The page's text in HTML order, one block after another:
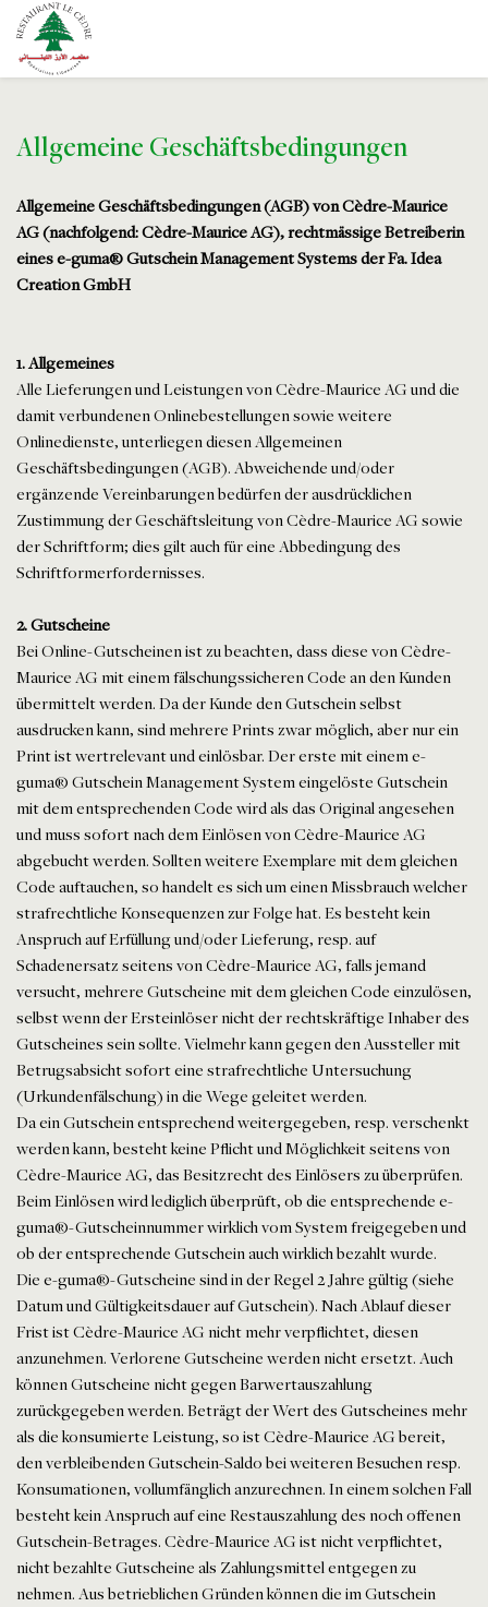
Allgemeine Geschäftsbedingungen
Allgemeine Geschäftsbedingungen (AGB) von Cèdre-Maurice
AG (nachfolgend: Cèdre-Maurice AG), rechtmässige Betreiberin
eines e-guma® Gutschein Management Systems der Fa. Idea
Creation GmbH
1. Allgemeines
Alle Lieferungen und Leistungen von Cèdre-Maurice AG und die
damit verbundenen Onlinebestellungen sowie weitere
Onlinedienste, unterliegen diesen Allgemeinen
Geschäftsbedingungen (AGB). Abweichende und/oder
ergänzende Vereinbarungen bedürfen der ausdrücklichen
Zustimmung der Geschäftsleitung von Cèdre-Maurice AG sowie
der Schriftform; dies gilt auch für eine Abbedingung des
Schriftformerfordernisses.
2. Gutscheine
Bei Online-Gutscheinen ist zu beachten, dass diese von Cèdre-
Maurice AG mit einem fälschungssicheren Code an den Kunden
übermittelt werden. Da der Kunde den Gutschein selbst
ausdrucken kann, sind mehrere Prints zwar möglich, aber nur ein
Print ist wertrelevant und einlösbar. Der erste mit einem e-
guma® Gutschein Management System eingelöste Gutschein
mit dem entsprechenden Code wird als das Original angesehen
und muss sofort nach dem Einlösen von Cèdre-Maurice AG
abgebucht werden. Sollten weitere Exemplare mit dem gleichen
Code auftauchen, so handelt es sich um einen Missbrauch welcher
strafrechtliche Konsequenzen zur Folge hat. Es besteht kein
Anspruch auf Erfüllung und/oder Lieferung, resp. auf
Schadenersatz seitens von Cèdre-Maurice AG, falls jemand
versucht, mehrere Gutscheine mit dem gleichen Code einzulösen,
selbst wenn der Ersteinlöser nicht der rechtskräftige Inhaber des
Gutscheines sein sollte. Vielmehr kann gegen den Aussteller mit
Betrugsabsicht sofort eine strafrechtliche Untersuchung
(Urkundenfälschung) in die Wege geleitet werden.
Da ein Gutschein entsprechend weitergegeben, resp. verschenkt
werden kann, besteht keine Pflicht und Möglichkeit seitens von
Cèdre-Maurice AG, das Besitzrecht des Einlösers zu überprüfen.
Beim Einlösen wird lediglich überprüft, ob die entsprechende e-
guma®-Gutscheinnummer wirklich vom System freigegeben und
ob der entsprechende Gutschein auch wirklich bezahlt wurde.
Die e-guma®-Gutscheine sind in der Regel 2 Jahre gültig (siehe
Datum und Gültigkeitsdauer auf Gutschein). Nach Ablauf dieser
Frist ist Cèdre-Maurice AG nicht mehr verpflichtet, diesen
anzunehmen. Verlorene Gutscheine werden nicht ersetzt. Auch
können Gutscheine nicht gegen Barwertauszahlung
zurückgegeben werden. Beträgt der Wert des Gutscheines mehr
als die konsumierte Leistung, so ist Cèdre-Maurice AG bereit,
den verbleibenden Gutschein-Saldo bei weiteren Besuchen resp.
Konsumationen, vollumfänglich anzurechnen. In einem solchen Fall
besteht kein Anspruch auf eine Restauszahlung des noch offenen
Gutschein-Betrages. Cèdre-Maurice AG ist nicht verpflichtet,
nicht bezahlte Gutscheine als Zahlungsmittel entgegen zu
nehmen. Aus betrieblichen Gründen können die im Gutschein